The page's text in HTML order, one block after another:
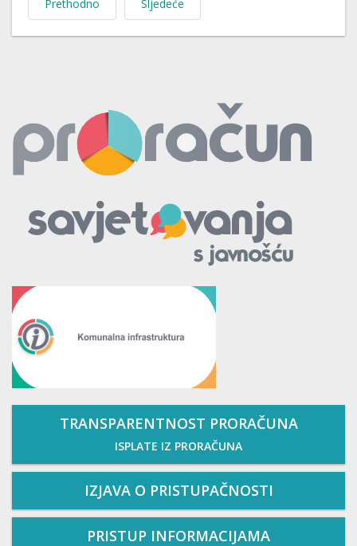
Prethodno Sljedeće
TRANSPARENTNOST PRORAČUNA
ISPLATE IZ PRORAČUNA
IZJAVA O PRISTUPAČNOSTI
PRISTUP INFORMACIJAMA